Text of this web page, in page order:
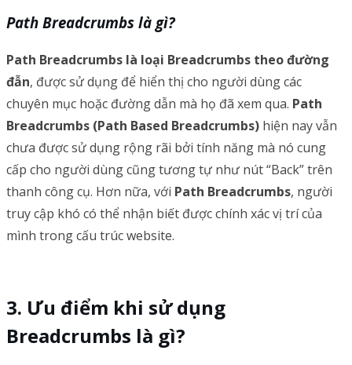
Path Breadcrumbs là gì?
Path Breadcrumbs là loại Breadcrumbs theo đường
đẫn, được sử dụng để hiển thị cho người dùng các
chuyên mục hoặc đường dẫn mà họ đã xem qua. Path
Breadcrumbs (Path Based Breadcrumbs) hiện nay vẫn
chưa được sử dụng rộng rãi bởi tính năng mà nó cung
cấp cho người dùng cũng tương tự như nút “Back” trên
thanh công cụ. Hơn nữa, với Path Breadcrumbs, người
truy cập khó có thể nhận biết được chính xác vị trí của
mình trong cấu trúc website.
Ưu điểm khi sử dụng
Breadcrumbs là gì?